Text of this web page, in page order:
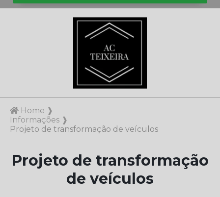
Home ❱
Informações ❱
Projeto de transformação de veículos
Projeto de transformação
de veículos